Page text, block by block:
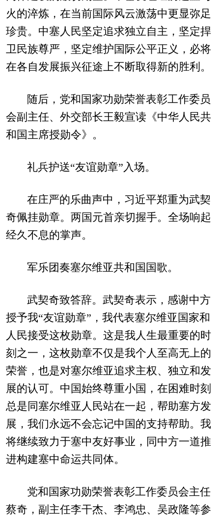
火的淬炼，在当前国际风云激荡中更显弥足
珍贵。中塞人民坚定追求独立自主，坚定捍
卫民族尊严，坚定维护国际公平正义，必将
在各自发展振兴征途上不断取得新的胜利。
随后，党和国家功勋荣誉表彰工作委员
会副主任、外交部长王毅宣读《中华人民共
和国主席授勋令》。
礼兵护送“友谊勋章”入场。
在庄严的乐曲声中，习近平郑重为武契
奇佩挂勋章。两国元首亲切握手。全场响起
经久不息的掌声。
军乐团奏塞尔维亚共和国国歌。
武契奇致答辞。武契奇表示，感谢中方
授予我“友谊勋章”，我代表塞尔维亚国家和
人民接受这枚勋章。这是我人生最重要的时
刻之一，这枚勋章不仅是我个人至高无上的
荣誉，也是对塞尔维亚追求主权、独立和发
展的认可。中国始终尊重小国，在困难时刻
总是同塞尔维亚人民站在一起，帮助塞方发
展，我们永远不会忘记中国的支持帮助。我
将继续致力于塞中友好事业，同中方一道推
进构建塞中命运共同体。
党和国家功勋荣誉表彰工作委员会主任
蔡奇，副主任李干杰、李鸿忠、吴政隆等参